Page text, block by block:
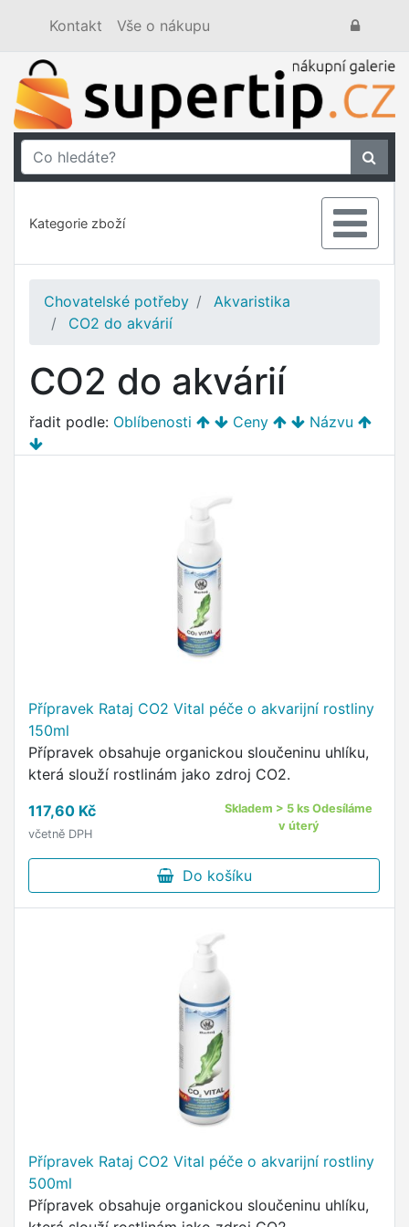
Kontakt Vše o nákupu
Kategorie zboží
Chovatelské potřeby
Akvaristika
CO2 do akvárií
CO2 do akvárií
řadit podle: Oblíbenosti Ceny Názvu
Přípravek Rataj CO2 Vital péče o akvarijní rostliny
150ml
Přípravek obsahuje organickou sloučeninu uhlíku,
která slouží rostlinám jako zdroj CO2.
117,60 Kč
včetně DPH
Skladem > 5 ks Odesíláme
v úterý
Do košíku
Přípravek Rataj CO2 Vital péče o akvarijní rostliny
500ml
Přípravek obsahuje organickou sloučeninu uhlíku,